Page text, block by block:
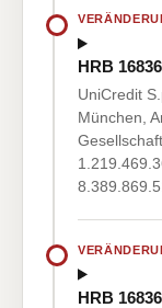
HRB
UniCredit
München,
HRB